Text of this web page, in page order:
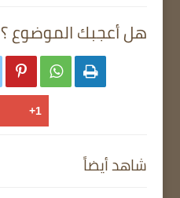
هل أعجبك الموضوع ؟
  
شاهد أيضاً